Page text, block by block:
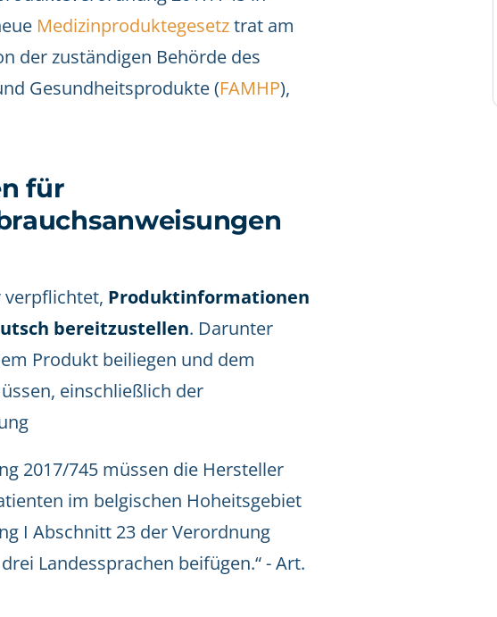
Medizinproduktegesetztrat am
der zuständigen Behörde des
Gesundheitsprodukte (FAMHP),
für
verpflichtet, Produktinformationen
bereitzustellen. Darunter
Produkt beiliegen und dem
einschließlich der
2017/745 müssen die Hersteller
im belgischen Hoheitsgebiet
I Abschnitt 23 der Verordnung
Landessprachen beifügen.“ - Art.